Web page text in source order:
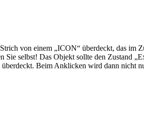
von einem „ICON“ überdeckt, das im
selbst! Das Objekt sollte den Zustand
Beim Anklicken wird dann nicht